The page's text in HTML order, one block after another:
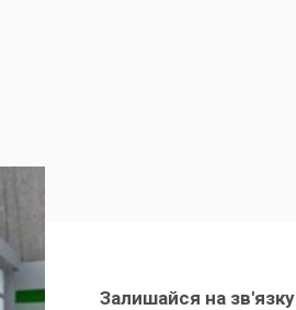
Залишайся на зв'язку